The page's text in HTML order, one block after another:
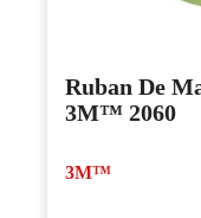
Ruban De
3M™ 2060
3M™